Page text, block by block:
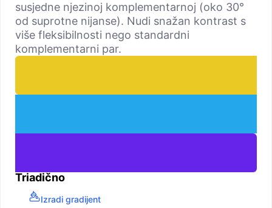
susjedne njezinoj komplementarnoj (oko 30°
od suprotne nijanse). Nudi snažan kontrast s
više fleksibilnosti nego standardni
komplementarni par.
Triadično
Izradi gradijent